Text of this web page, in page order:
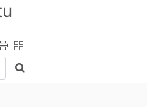
Szukaj